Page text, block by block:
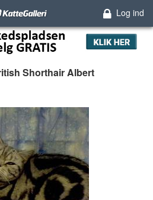
Log ind
Shorthair Albert